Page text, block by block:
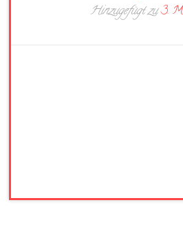
Hinzugefügt zu3.